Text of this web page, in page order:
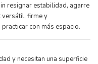
resignar estabilidad, agarre
versátil, firme y
con más espacio.
y necesitan una superficie